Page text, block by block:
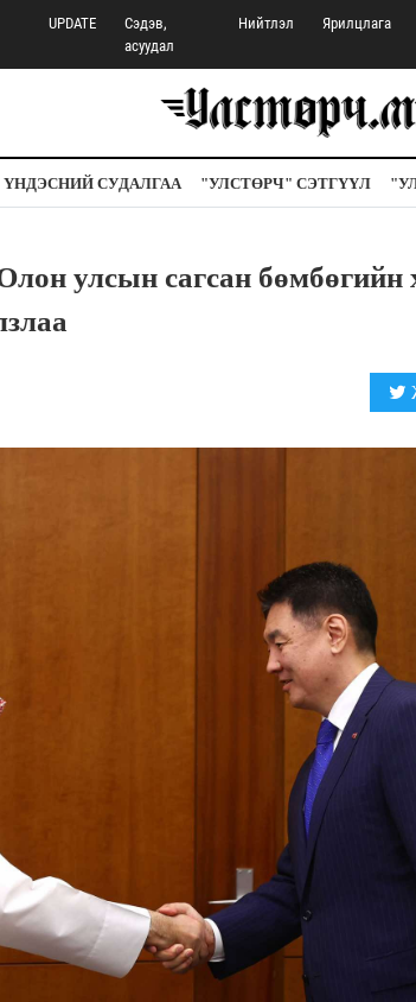
UPDATE
Сэдэв,
асуудал
Нийтлэл Ярилцлага
ҮНДЭСНИЙ СУДАЛГАА "УЛСТӨРЧ" СЭТГҮҮЛ
улсын сагсан бөмбөгийн